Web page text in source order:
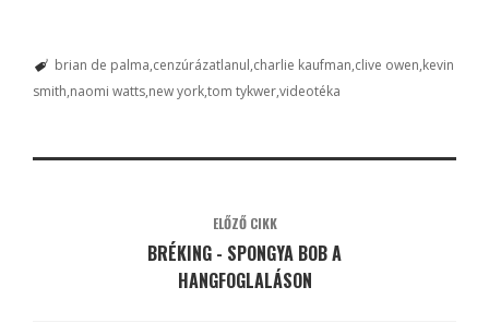
brian de palma cenzúrázatlanul charlie kaufman clive owen kevin
smith naomi watts new yorktom tykwervideotéka
ELŐZŐ CIKK
BRÉKING - SPONGYA BOB A
HANGFOGLALÁSON